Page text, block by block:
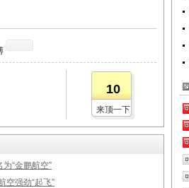
10
来顶一下
为“金鹏航空”
空强劲“起飞”